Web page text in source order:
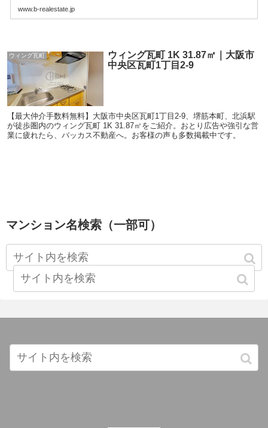
www.b-realestate.jp
ウィング瓦町
ウィング瓦町 1K 31.87㎡｜大阪市
中央区瓦町1丁目2-9
【最大仲介手数料無料】大阪市中央区瓦町1丁目2-9、堺筋本町、北浜駅
が徒歩圏内のウィング瓦町 1K 31.87㎡をご紹介。おとり広告や強引な営
業に疲れたら、バッカス不動産へ。お客様の声も多数掲載中です。
マンション名検索（一部可）